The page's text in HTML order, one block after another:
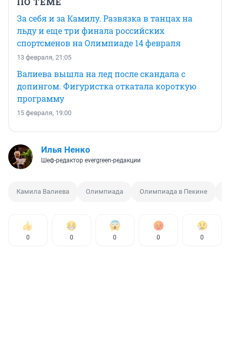
За себя и за Камилу. Развязка в танцах на
льду и еще три финала российских
спортсменов на Олимпиаде 14 февраля
13 февраля, 21:05
Валиева вышла на лед после скандала с
допингом. Фигуристка откатала короткую
программу
15 февраля, 19:00
Илья Ненко
Шеф-редактор evergreen-редакции
Камила Валиева Олимпиада Олимпиада в Пекине
0 0 0 0 0